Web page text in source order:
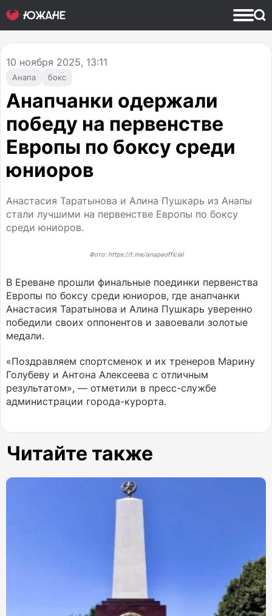
Анапа бокс
10 ноября 2025, 13:11
Анапчанки одержали
победу на первенстве
Европы по боксу среди
юниоров
Анастасия Таратынова и Алина Пушкарь из Анапы
стали лучшими на первенстве Европы по боксу
среди юниоров.
Фото: https://t.me/anapaofficial
В Ереване прошли финальные поединки первенства
Европы по боксу среди юниоров, где анапчанки
Анастасия Таратынова и Алина Пушкарь уверенно
победили своих оппонентов и завоевали золотые
медали.
«Поздравляем спортсменок и их тренеров Марину
Голубеву и Антона Алексеева с отличным
результатом», — отметили в пресс-службе
администрации города-курорта.
Читайте также